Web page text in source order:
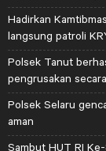
Hadirkan
langsung patroli
Polsek Tanut
pengrusakan
Polsek Selaru
aman
Sambut HUT RI